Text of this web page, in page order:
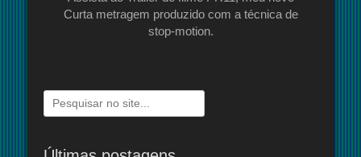
Curta metragem produzido com a técnica de
stop-motion.
Pesquisar
por: